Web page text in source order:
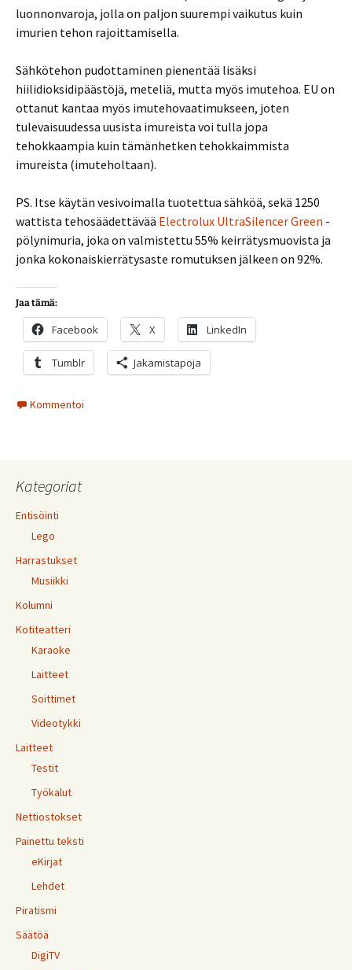
luonnonvaroja, jolla on paljon suurempi vaikutus kuin
imurien tehon rajoittamisella.
Sähkötehon pudottaminen pienentää lisäksi
hiilidioksidipäästöjä, meteliä, mutta myös imutehoa. EU on
ottanut kantaa myös imutehovaatimukseen, joten
tulevaisuudessa uusista imureista voi tulla jopa
tehokkaampia kuin tämänhetken tehokkaimmista
imureista (imuteholtaan).
PS. Itse käytän vesivoimalla tuotettua sähköä, sekä 1250
wattista tehosäädettävää Electrolux UltraSilencer Green -
pölynimuria, joka on valmistettu 55% keirrätysmuovista ja
jonka kokonaiskierrätysaste romutuksen jälkeen on 92%.
Jaa tämä:
Facebook X LinkedIn
Tumblr Jakamistapoja
Kommentoi
Kategoriat
Entisöinti
Lego
Harrastukset
Musiikki
Kolumni
Kotiteatteri
Karaoke
Laitteet
Soittimet
Videotykki
Laitteet
Testit
Työkalut
Nettiostokset
Painettu teksti
eKirjat
Lehdet
Piratismi
Säätöä
DigiTV